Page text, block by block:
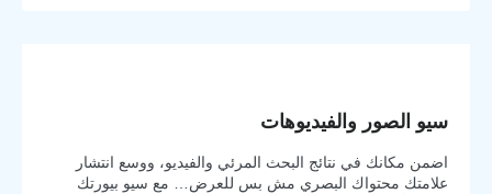
سيو الصور والفيديوهات
اضمن مكانك في نتائج البحث المرئي والفيديو، ووسع انتشار
علامتك محتواك البصري مش بس للعرض… مع سيو بيورتك